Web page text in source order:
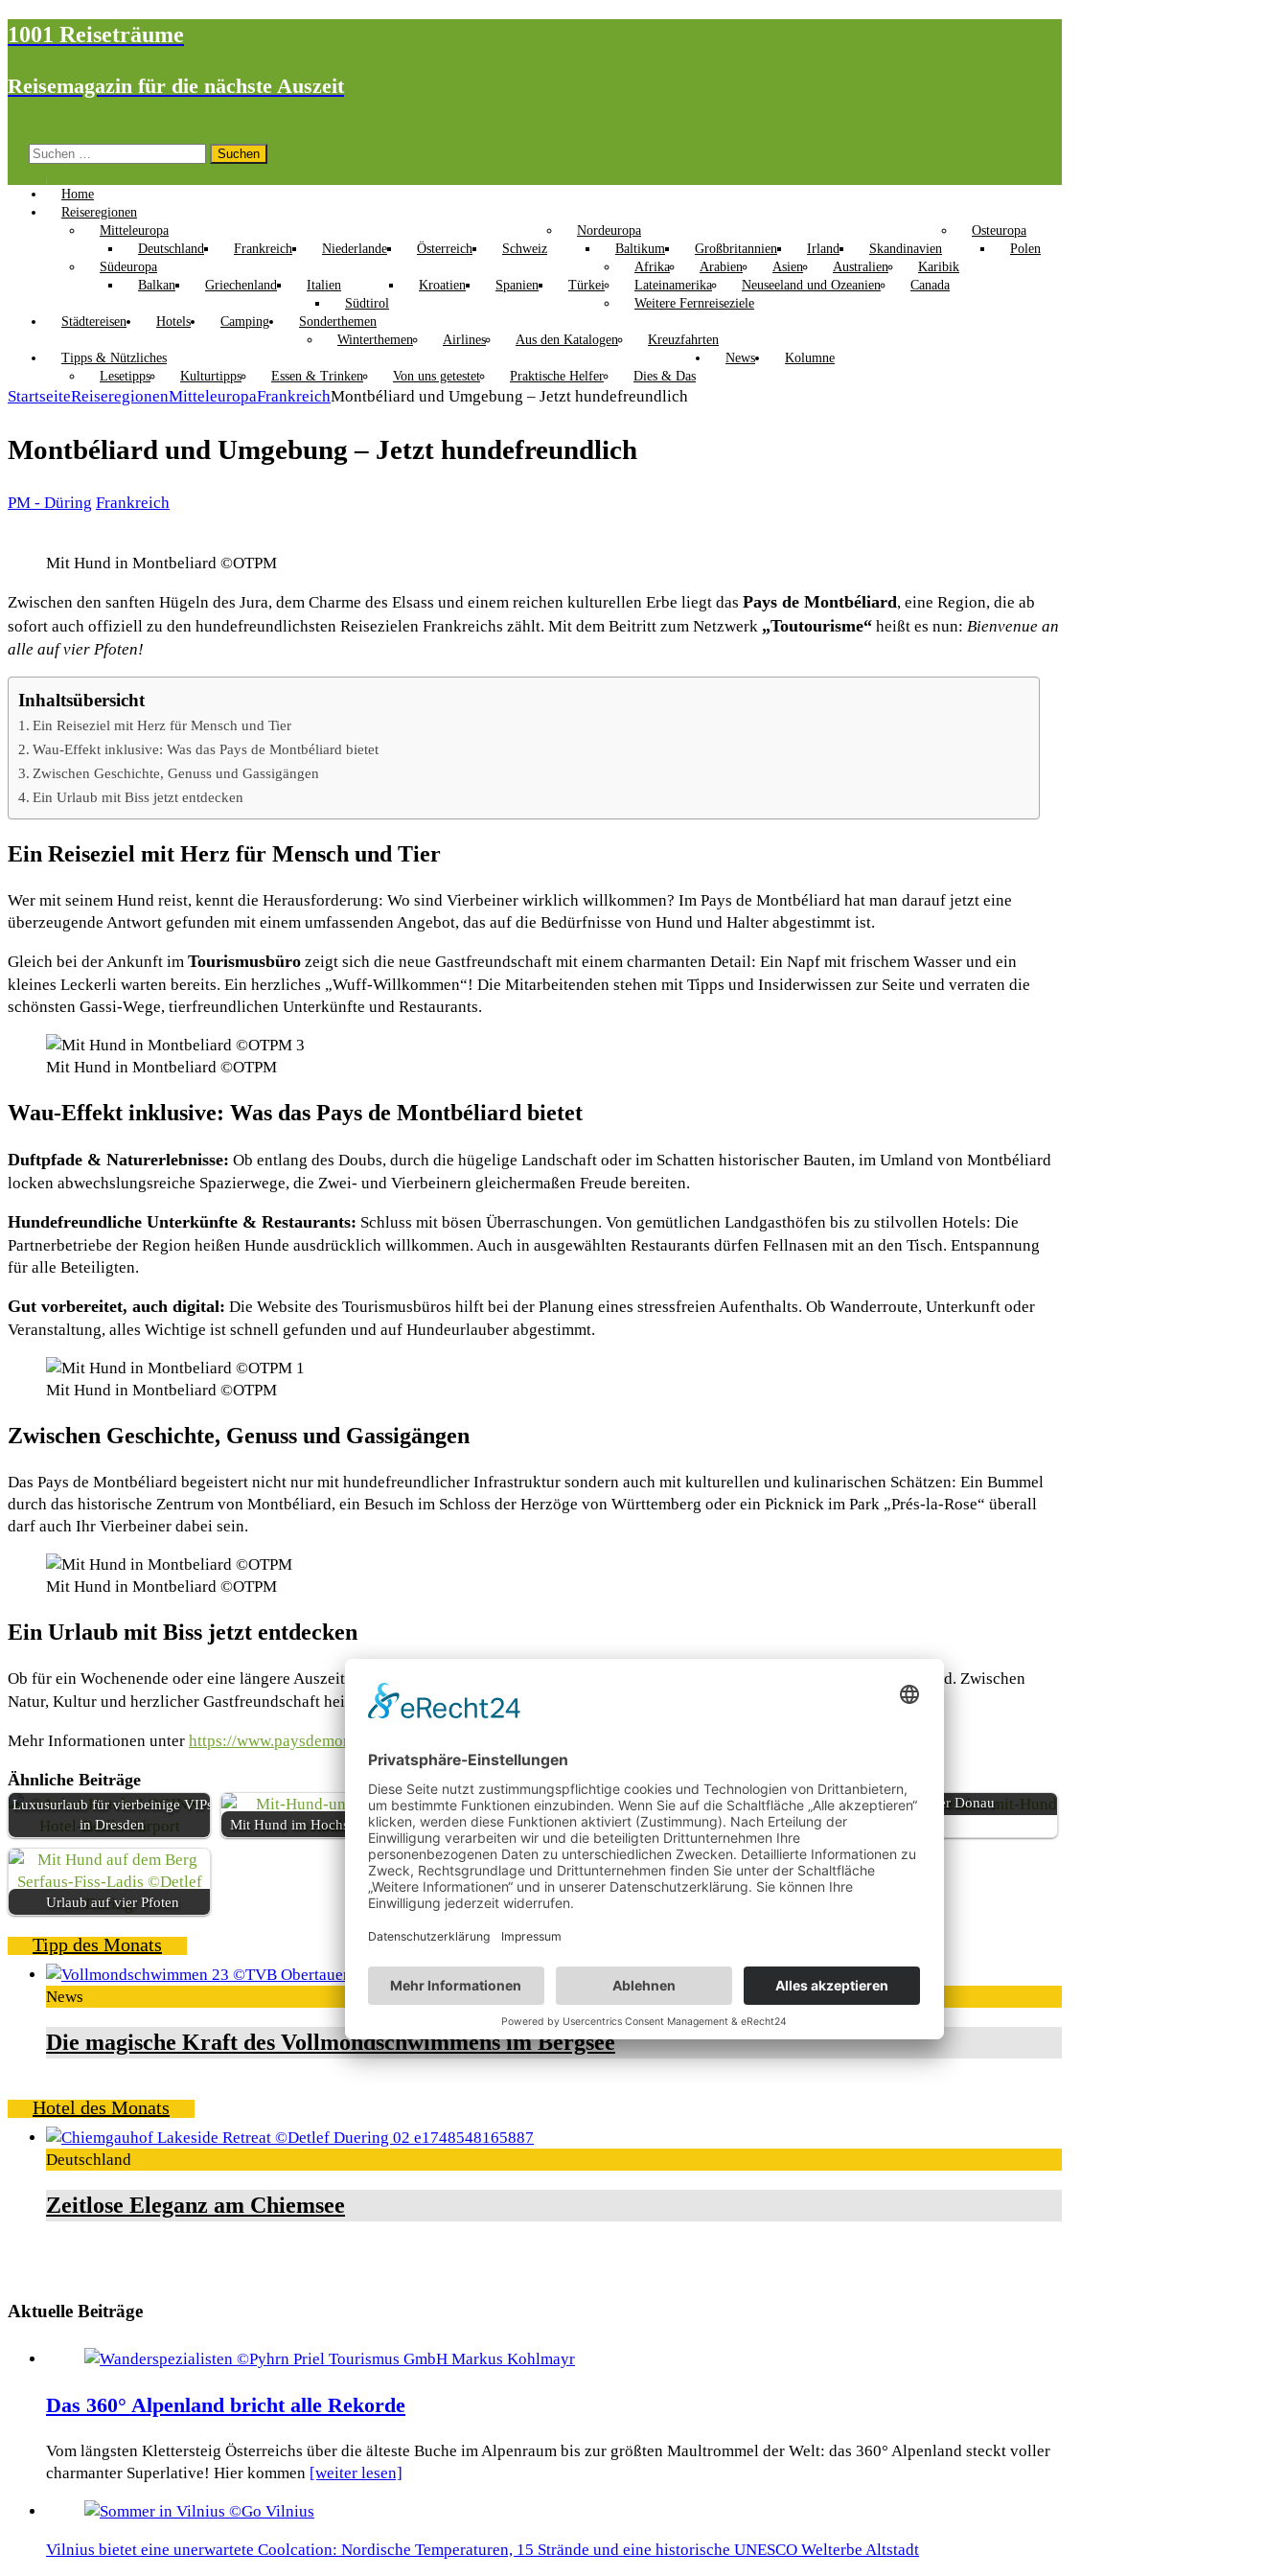
1001 Reiseträume
Reisemagazin für die nächste Auszeit
Suchen
Home
Reiseregionen
Mitteleuropa
Deutschland
Frankreich Niederlande Österreich Schweiz
Nordeuropa
Baltikum
Großbritannien Irland Skandinavien
Osteuropa
Polen
Südeuropa
Balkan
Griechenland
Italien
Südtirol
Kroatien Spanien Türkei
Afrika Arabien Asien Australien
Karibik
Lateinamerika
Neuseeland und Ozeanien
Canada
Weitere Fernreiseziele
Städtereisen
Hotels Camping
Sonderthemen
Winterthemen
Airlines Aus den Katalogen
Kreuzfahrten
Tipps & Nützliches
Lesetipps
Kulturtipps Essen & Trinken Von uns getestet Praktische Helfer Dies & Das
News Kolumne
StartseiteReiseregionenMitteleuropaFrankreichMontbéliard und Umgebung – Jetzt hundefreundlich
Montbéliard und Umgebung – Jetzt hundefreundlich
PM - Düring Frankreich
Mit Hund in Montbeliard ©OTPM
Zwischen den sanften Hügeln des Jura, dem Charme des Elsass und einem reichen kulturellen Erbe liegt das Pays de Montbéliard, eine Region, die ab
sofort auch offiziell zu den hundefreundlichsten Reisezielen Frankreichs zählt. Mit dem Beitritt zum Netzwerk „Toutourisme“ heißt es nun: Bienvenue an
alle auf vier Pfoten!
Inhaltsübersicht
Ein Reiseziel mit Herz für Mensch und Tier
Wau-Effekt inklusive: Was das Pays de Montbéliard bietet
Zwischen Geschichte, Genuss und Gassigängen
Ein Urlaub mit Biss jetzt entdecken
Ein Reiseziel mit Herz für Mensch und Tier
Wer mit seinem Hund reist, kennt die Herausforderung: Wo sind Vierbeiner wirklich willkommen? Im Pays de Montbéliard hat man darauf jetzt eine
überzeugende Antwort gefunden mit einem umfassenden Angebot, das auf die Bedürfnisse von Hund und Halter abgestimmt ist.
Gleich bei der Ankunft im Tourismusbüro zeigt sich die neue Gastfreundschaft mit einem charmanten Detail: Ein Napf mit frischem Wasser und ein
kleines Leckerli warten bereits. Ein herzliches „Wuff-Willkommen“! Die Mitarbeitenden stehen mit Tipps und Insiderwissen zur Seite und verraten die
schönsten Gassi-Wege, tierfreundlichen Unterkünfte und Restaurants.
Mit Hund in Montbeliard ©OTPM
Wau-Effekt inklusive: Was das Pays de Montbéliard bietet
Duftpfade & Naturerlebnisse: Ob entlang des Doubs, durch die hügelige Landschaft oder im Schatten historischer Bauten, im Umland von Montbéliard
locken abwechslungsreiche Spazierwege, die Zwei- und Vierbeinern gleichermaßen Freude bereiten.
Hundefreundliche Unterkünfte & Restaurants: Schluss mit bösen Überraschungen. Von gemütlichen Landgasthöfen bis zu stilvollen Hotels: Die
Partnerbetriebe der Region heißen Hunde ausdrücklich willkommen. Auch in ausgewählten Restaurants dürfen Fellnasen mit an den Tisch. Entspannung
für alle Beteiligten.
Gut vorbereitet, auch digital: Die Website des Tourismusbüros hilft bei der Planung eines stressfreien Aufenthalts. Ob Wanderroute, Unterkunft oder
Veranstaltung, alles Wichtige ist schnell gefunden und auf Hundeurlauber abgestimmt.
Mit Hund in Montbeliard ©OTPM
Zwischen Geschichte, Genuss und Gassigängen
Das Pays de Montbéliard begeistert nicht nur mit hundefreundlicher Infrastruktur sondern auch mit kulturellen und kulinarischen Schätzen: Ein Bummel
durch das historische Zentrum von Montbéliard, ein Besuch im Schloss der Herzöge von Württemberg oder ein Picknick im Park „Prés-la-Rose“ überall
darf auch Ihr Vierbeiner dabei sein.
Mit Hund in Montbeliard ©OTPM
Ein Urlaub mit Biss jetzt entdecken
Ob für ein Wochenende oder eine längere Auszeit, das Pays de Montbéliard ist der ideale Ort für unvergessliche Urlaubstage mit dem Hund. Zwischen
Natur, Kultur und herzlicher Gastfreundschaft heißt es hier nicht nur „Bienvenue“, sondern vor allem:
Mehr Informationen unter https://www.paysdemontbeliard-tourisme.com/venir-avec-votre-chien
Ähnliche Beiträge
Luxusurlaub für vierbeinige VIPs
in Dresden
Mit Hund im Hochschwarzwald Bergurlaub mit Vierbeiner
Urlaub mit Wau-Effekt:
Unterwegs mit dem Hund
Flusskreuzfahrten mit Hund auf
der Donau
Urlaub auf vier Pfoten
Tipp des Monats
News
Die magische Kraft des Vollmondschwimmens im Bergsee
Hotel des Monats
Deutschland
Zeitlose Eleganz am Chiemsee
Aktuelle Beiträge
Das 360° Alpenland bricht alle Rekorde
Vom längsten Klettersteig Österreichs über die älteste Buche im Alpenraum bis zur größten Maultrommel der Welt: das 360° Alpenland steckt voller
charmanter Superlative! Hier kommen [weiter lesen]
Vilnius bietet eine unerwartete Coolcation: Nordische Temperaturen, 15 Strände und eine historische UNESCO Welterbe Altstadt